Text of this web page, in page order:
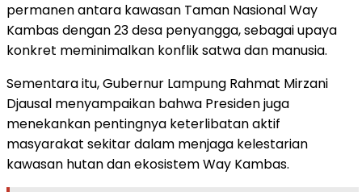
permanen antara kawasan Taman Nasional Way
Kambas dengan 23 desa penyangga, sebagai upaya
konkret meminimalkan konflik satwa dan manusia.
Sementara itu, Gubernur Lampung Rahmat Mirzani
Djausal menyampaikan bahwa Presiden juga
menekankan pentingnya keterlibatan aktif
masyarakat sekitar dalam menjaga kelestarian
kawasan hutan dan ekosistem Way Kambas.